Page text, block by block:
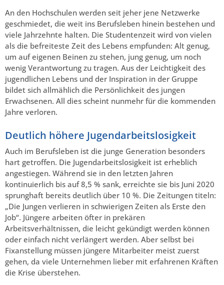
An den Hochschulen werden seit jeher jene Netzwerke
geschmiedet, die weit ins Berufsleben hinein bestehen und
viele Jahrzehnte halten. Die Studentenzeit wird von vielen
als die befreiteste Zeit des Lebens empfunden: Alt genug,
um auf eigenen Beinen zu stehen, jung genug, um noch
wenig Verantwortung zu tragen. Aus der Leichtigkeit des
jugendlichen Lebens und der Inspiration in der Gruppe
bildet sich allmählich die Persönlichkeit des jungen
Erwachsenen. All dies scheint nunmehr für die kommenden
Jahre verloren.
Deutlich höhere Jugendarbeitslosigkeit
Auch im Berufsleben ist die junge Generation besonders
hart getroffen. Die Jugendarbeitslosigkeit ist erheblich
angestiegen. Während sie in den letzten Jahren
kontinuierlich bis auf 8,5 % sank, erreichte sie bis Juni 2020
sprunghaft bereits deutlich über 10 %. Die Zeitungen titeln:
„Die Jungen verlieren in schwierigen Zeiten als Erste den
Job“. Jüngere arbeiten öfter in prekären
Arbeitsverhältnissen, die leicht gekündigt werden können
oder einfach nicht verlängert werden. Aber selbst bei
Fixanstellung müssen jüngere Mitarbeiter meist zuerst
gehen, da viele Unternehmen lieber mit erfahrenen Kräften
die Krise überstehen.